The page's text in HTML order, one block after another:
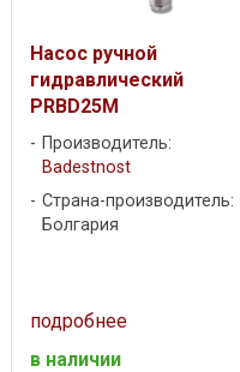
Насос ручной
гидравлический
PRBD25M
Производитель:
Badestnost
Страна-производитель:
Болгария
подробнее
в наличии